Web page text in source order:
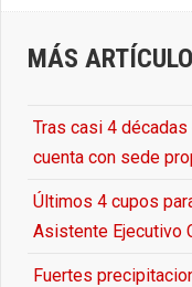
MÁS
Tras casi 4
cuenta con sede
Últimos 4 cupos
Asistente Ejecutivo
Fuertes